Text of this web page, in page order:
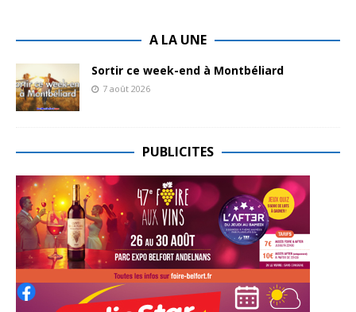
A LA UNE
Sortir ce week-end à Montbéliard
7 août 2026
PUBLICITES